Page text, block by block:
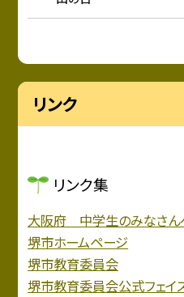
リンク
リンク集
大阪府 中学生のみなさん
堺市ホームページ
堺市教育委員会
堺市教育委員会公式フェイ